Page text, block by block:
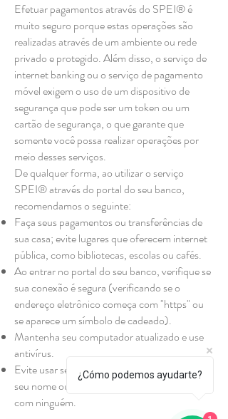
Efetuar pagamentos através do SPEI® é
muito seguro porque estas operações são
realizadas através de um ambiente ou rede
privado e protegido. Além disso, o serviço de
internet banking ou o serviço de pagamento
móvel exigem o uso de um dispositivo de
segurança que pode ser um token ou um
cartão de segurança, o que garante que
somente você possa realizar operações por
meio desses serviços.
De qualquer forma, ao utilizar o serviço
SPEI® através do portal do seu banco,
recomendamos o seguinte:
Faça seus pagamentos ou transferências de
sua casa; evite lugares que oferecem internet
pública, como bibliotecas, escolas ou cafés.
Ao entrar no portal do seu banco, verifique se
sua conexão é segura (verificando se o
endereço eletrônico começa com "https" ou
se aparece um símbolo de cadeado).
Mantenha seu computador atualizado e use
antivírus.
Evite usar senhas fáceis de adivinhar, como
seu nome ou aniversário, e não as compartilhe
com ninguém.
¿Cómo podemos ayudarte?
1